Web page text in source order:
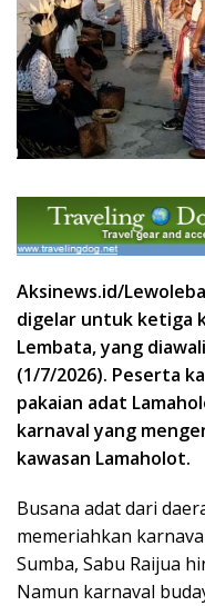
Aksinews.id/
digelar untuk ketiga
Lembata, yang
(1/7/2026). Peserta
pakaian adat
karnaval yang
kawasan Lamaholot.
Busana adat dari
memeriahkan
Sumba, Sabu Raijua
Namun karnaval